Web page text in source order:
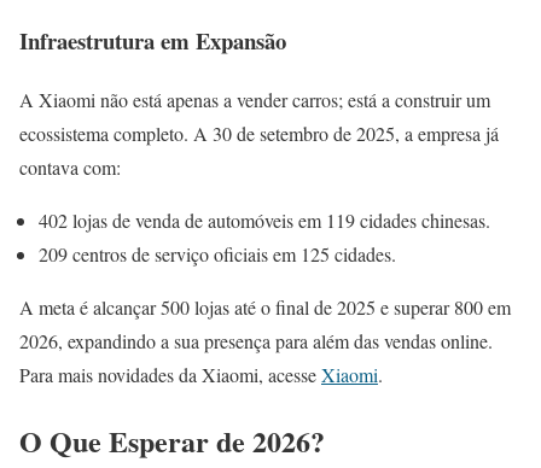
Infraestrutura em Expansão
A Xiaomi não está apenas a vender carros; está a construir um
ecossistema completo. A 30 de setembro de 2025, a empresa já
contava com:
402 lojas de venda de automóveis em 119 cidades chinesas.
209 centros de serviço oficiais em 125 cidades.
A meta é alcançar 500 lojas até o final de 2025 e superar 800 em
2026, expandindo a sua presença para além das vendas online.
Para mais novidades da Xiaomi, acesseXiaomi.
O Que Esperar de 2026?